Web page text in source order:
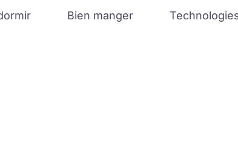
Bien manger